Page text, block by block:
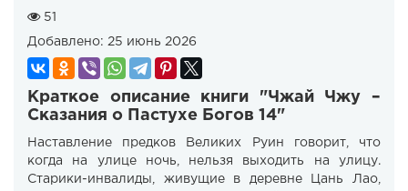
51
Добавлено: 25 июнь 2026
Краткое описание книги "Чжай Чжу –
Сказания о Пастухе Богов 14"
Наставление предков Великих Руин говорит, что
когда на улице ночь, нельзя выходить на улицу.
Старики-инвалиды, живущие в деревне Цань Лао,